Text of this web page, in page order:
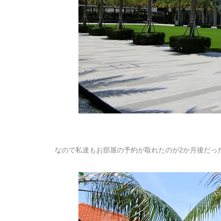
なので私達もお部屋の予約が取れたのが2か月後だっ